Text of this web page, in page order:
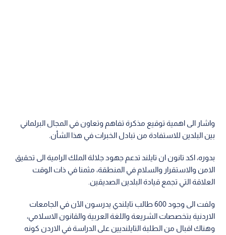
واشار الى اهمية توقيع مذكرة تفاهم وتعاون في المجال البرلماني
بين البلدين للاستفادة من تبادل الخبرات في هذا الشأن.
بدوره، اكد تانون ان تايلند تدعم جهود جلالة الملك الرامية الى تحقيق
الامن والاستقرار والسلام في المنطقة، مثمنا في ذات الوقت
العلاقة التي تجمع قيادة البلدين الصديقين.
ولفت الى وجود 600 طالب تايلندي يدرسون الآن في الجامعات
الاردنية بتخصصات الشريعة واللغة العربية والقانون الاسلامي،
وهناك اقبال من الطلبة التايلنديين على الدراسة في الاردن كونه